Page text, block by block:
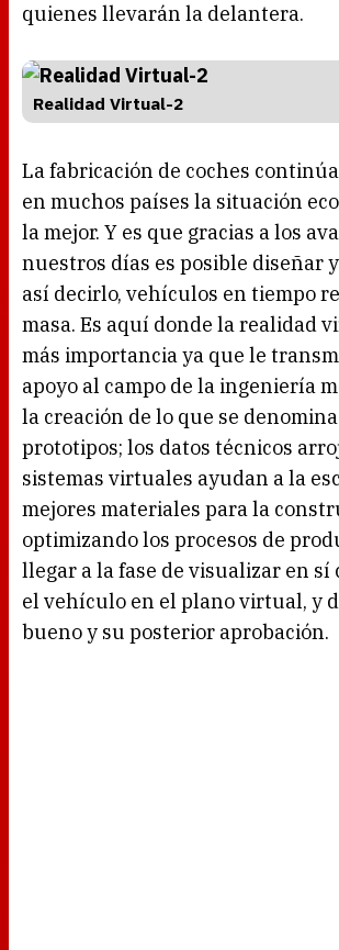
quienes llevarán la delantera.
Realidad Virtual-2
La fabricación de coches
en muchos países la situación
la mejor. Y es que gracias a los
nuestros días es posible diseñar
así decirlo, vehículos en tiempo
masa. Es aquí donde la realidad
más importancia ya que le
apoyo al campo de la ingeniería
la creación de lo que se
prototipos; los datos técnicos
sistemas virtuales ayudan a la
mejores materiales para la
optimizando los procesos de
llegar a la fase de visualizar en sí
el vehículo en el plano virtual, y
bueno y su posterior aprobación.